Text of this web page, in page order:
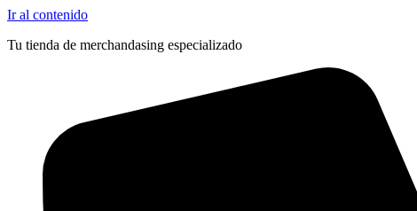
Ir al contenido
Tu tienda de merchandasing especializado